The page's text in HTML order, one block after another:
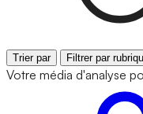
Trier par Filtrer par
Votre média d'analyse